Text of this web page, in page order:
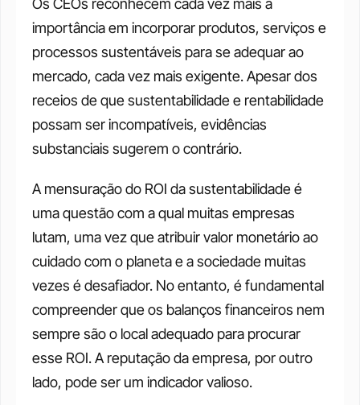
Os CEOs reconhecem cada vez mais a
importância em incorporar produtos, serviços e
processos sustentáveis para se adequar ao
mercado, cada vez mais exigente. Apesar dos
receios de que sustentabilidade e rentabilidade
possam ser incompatíveis, evidências
substanciais sugerem o contrário.
A mensuração do ROI da sustentabilidade é
uma questão com a qual muitas empresas
lutam, uma vez que atribuir valor monetário ao
cuidado com o planeta e a sociedade muitas
vezes é desafiador. No entanto, é fundamental
compreender que os balanços financeiros nem
sempre são o local adequado para procurar
esse ROI. A reputação da empresa, por outro
lado, pode ser um indicador valioso.